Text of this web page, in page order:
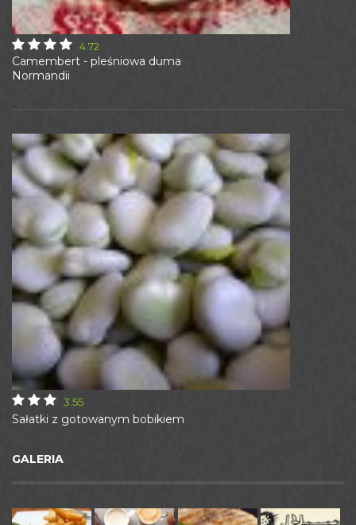
Camembert - pleśniowa duma
Normandii
4.72
Sałatki z gotowanym bobikiem
3.55
GALERIA